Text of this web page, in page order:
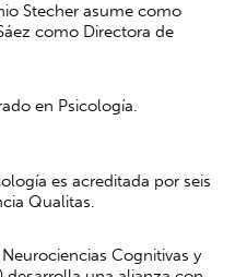
Stecher asume como
como Directora de
en Psicología.
es acreditada por seis
Qualitas.
Cognitivas y